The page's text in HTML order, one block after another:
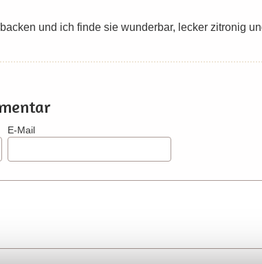
und ich finde sie wunderbar, lecker zitronig
E-Mail